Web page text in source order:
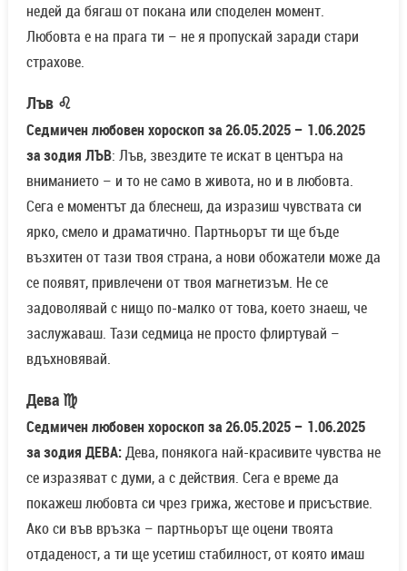
недей да бягаш от покана или споделен момент.
Любовта е на прага ти – не я пропускай заради стари
страхове.
Лъв ♌
Седмичен любовен хороскоп за 26.05.2025 – 1.06.2025
за зодия ЛЪВ: Лъв, звездите те искат в центъра на
вниманието – и то не само в живота, но и в любовта.
Сега е моментът да блеснеш, да изразиш чувствата си
ярко, смело и драматично. Партньорът ти ще бъде
възхитен от тази твоя страна, а нови обожатели може да
се появят, привлечени от твоя магнетизъм. Не се
задоволявай с нищо по-малко от това, което знаеш, че
заслужаваш. Тази седмица не просто флиртувай –
вдъхновявай.
Дева ♍
Седмичен любовен хороскоп за 26.05.2025 – 1.06.2025
за зодия ДЕВА:Дева, понякога най-красивите чувства не
се изразяват с думи, а с действия. Сега е време да
покажеш любовта си чрез грижа, жестове и присъствие.
Ако си във връзка – партньорът ще оцени твоята
отдаденост, а ти ще усетиш стабилност, от която имаш